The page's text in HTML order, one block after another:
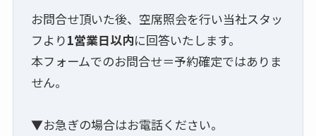
お問合せ頂いた後、空席照会を行い当社スタッ
フより1営業日以内に回答いたします。
本フォームでのお問合せ＝予約確定ではありま
せん。
▼お急ぎの場合はお電話ください。